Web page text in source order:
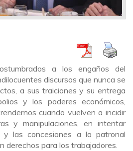
a los engaños del
discursos que nunca se
a sus traiciones y su entrega
y los poderes económicos,
cuando vuelven a incidir
y manipulaciones, en intentar
y las concesiones a la patronal
derechos para los trabajadores.